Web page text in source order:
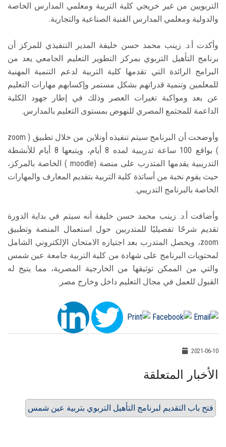
التربويين من غير خريجي كلية التربية ومعلمي المدارس الخاصة
والدولية ومعلمي المدارس الفنية الصناعية والتجارية.
وأكدت أ.د. زينب محمد حسن خليفة المدير التنفيذي للمركز أن
برنامج التأهيل التربوي بمركز التطوير التعليم الجامعي يعد من
البرامج الرائدة التي تقدمها كلية التربية لدعم التنمية المهنية
للمعلمين وتنمية قدراتهم بشكل مستمر وإكسابهم مهارات التعليم
عن بعد ومواكبة تغيرات العصر وذلك في إطار جهود الكلية
الداعمة للمجتمع المصري للنهوض بمستوى التعليم بالمدارس.
وأوضحت أن البرنامج سيتم تنفيذه أونلاين من خلال تطبيق ( zoom
) بواقع 100 ساعة تدريبية لمده 8 أيام، ويتبعها 8 أيام للأنشطة
التدريبية يقدمها المتدرب على منصة (moodle ) الخاصة بالمركز،
حيث يقوم نخبة من أساتذة كلية التربية بتقديم المعارف والمهارات
الخاصة بالبرنامج التدريبي.
وأضافت أ.د. زينب محمد حسن خليفة أنه سيتم في بداية الدورة
تقديم شرحًا تفصيليًا للمتدربين حول استعمال المنصة وتطبيق
zoom، ويحصل المتدرب بعد اجتيازه الامتحان الإلكتروني الشامل
لمحتويات البرنامج على شهادة من كلية التربية جامعة عين شمس
والتي من الممكن توثيقها من الخارجية المصرية، مما يتيح له
القبول للعمل في مجال التعليم داخل وخارج مصر.
2021-06-10
الأخبار المتعلقة
فتح باب التقديم لبرنامج التأهيل التربوي بتربية عين شمس